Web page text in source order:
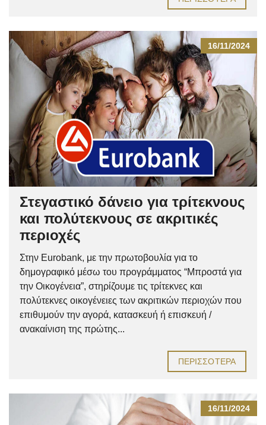
16/11/2024
Στεγαστικό δάνειο για τρίτεκνους
και πολύτεκνους σε ακριτικές
περιοχές
Στην Eurobank, με την πρωτοβουλία για το
δημογραφικό μέσω του προγράμματος “Μπροστά για
την Οικογένεια”, στηρίζουμε τις τρίτεκνες και
πολύτεκνες οικογένειες των ακριτικών περιοχών που
επιθυμούν την αγορά, κατασκευή ή επισκευή /
ανακαίνιση της πρώτης...
ΠΕΡΙΣΣΌΤΕΡΑ
16/11/2024